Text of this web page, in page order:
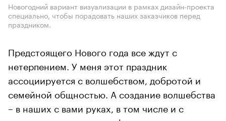
Новогодний вариант визуализации в рамках дизайн-проекта
специально, чтобы порадовать наших заказчиков перед
праздником.
Предстоящего Нового года все ждут с
нетерпением. У меня этот праздник
ассоциируется с волшебством, добротой и
семейной общностью. А создание волшебства
– в наших с вами руках, в том числе и с